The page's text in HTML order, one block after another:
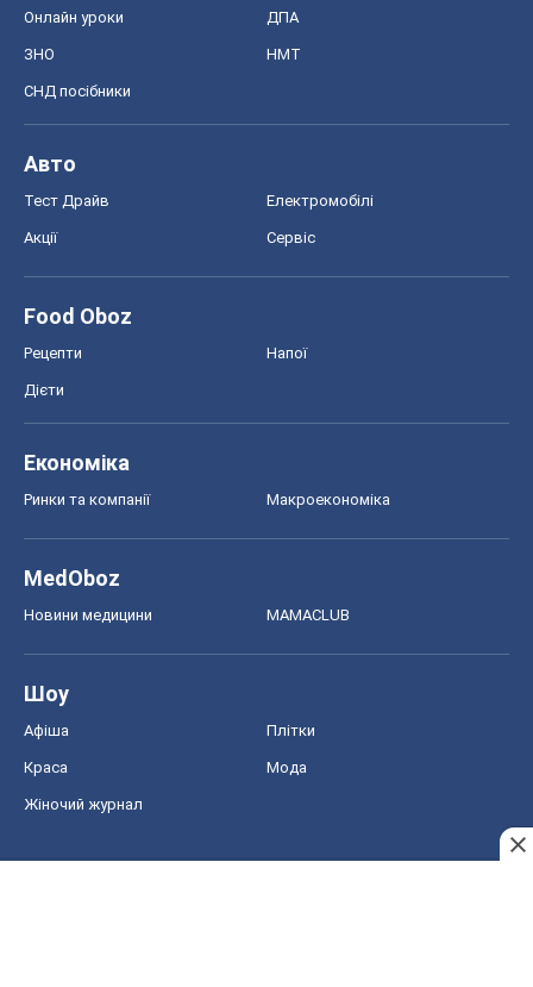
Онлайн уроки ДПА
ЗНО НМТ
СНД посібники
Авто
Тест Драйв Електромобілі
Акції Сервіс
Food Oboz
Рецепти Напої
Дієти
Економіка
Ринки та компанії Макроекономіка
MedOboz
Новини медицини MAMACLUB
Шоу
Афіша Плітки
Краса Мода
Жіночий журнал